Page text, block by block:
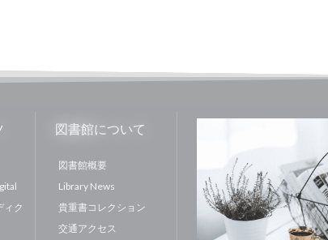
ィク
図書館について
図書館概要
Library News
貴重書コレクション
交通アクセス